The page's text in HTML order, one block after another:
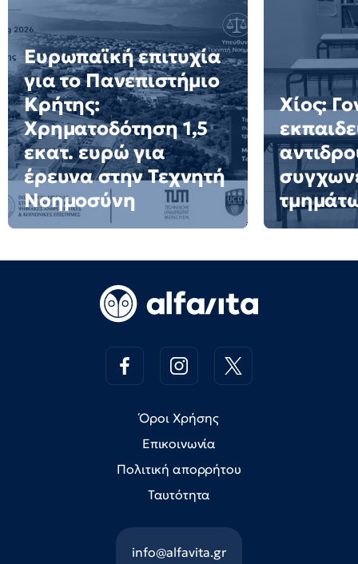
Ευρωπαϊκή επιτυχία
για το Πανεπιστήμιο
Κρήτης:
Χρηματοδότηση 1,5
εκατ. ευρώ για
έρευνα στην Τεχνητή
Νοημοσύνη
Χίος:
Όροι Χρήσης
Επικοινωνία
Πολιτική απορρήτου
Ταυτότητα
info@alfavita.gr